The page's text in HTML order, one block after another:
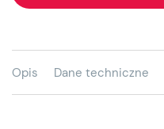
Opis Dane techniczne